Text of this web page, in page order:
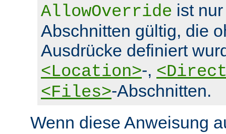
AllowOverride ist
Abschnitten gültig, die
Ausdrücke definiert
<Location>-,
<Files>-Abschnitten.
Wenn diese Anweisung